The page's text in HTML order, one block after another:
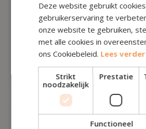
Zeer tevreden van de persoonlijke
duidelijk beeld van mijn financiën.
Yves Hessels
Freelancer
    
Deze website gebruikt
gebruikerservaring te
onze website te gebruiken,
met alle cookies in
ons Cookiebeleid. Lees verder
Strikt
noodzakelijk
Prestatie
Functioneel